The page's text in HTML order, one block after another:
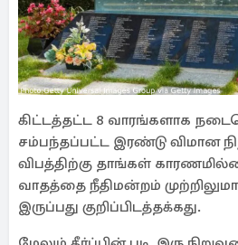
கிட்டத்தட்ட 8 வாரங்களாக
சம்பந்தப்பட்ட இரண்டு விமான
விபத்திற்கு தாங்கள்
வாதத்தை நீதிமன்றம் முற்றிலுமாக
இருப்பது குறிப்பிடத்தக்கது.